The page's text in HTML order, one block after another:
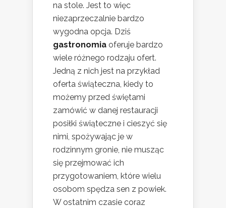
na stole. Jest to więc
niezaprzeczalnie bardzo
wygodna opcja. Dziś
gastronomia oferuje bardzo
wiele różnego rodzaju ofert.
Jedną z nich jest na przykład
oferta świąteczna, kiedy to
możemy przed świętami
zamówić w danej restauracji
posiłki świąteczne i cieszyć się
nimi, spożywając je w
rodzinnym gronie, nie musząc
się przejmować ich
przygotowaniem, które wielu
osobom spędza sen z powiek.
W ostatnim czasie coraz